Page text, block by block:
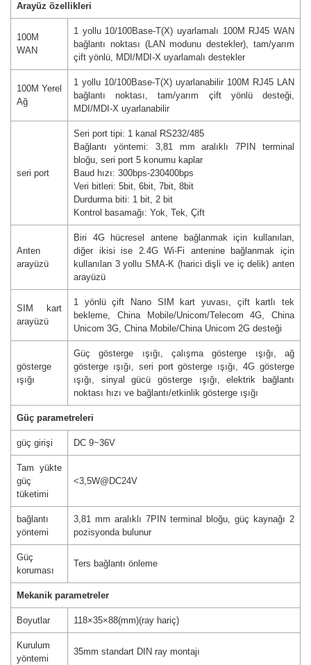
Arayüz özellikleri
100M
WAN
1 yollu 10/100Base-T(X) uyarlamalı 100M RJ45 WAN
bağlantı noktası (LAN modunu destekler), tam/yarım
çift yönlü, MDI/MDI-X uyarlamalı destekler
100M Yerel
Ağ
1 yollu 10/100Base-T(X) uyarlanabilir 100M RJ45 LAN
bağlantı noktası, tam/yarım çift yönlü desteği,
MDI/MDI-X uyarlanabilir
seri port
Seri port tipi: 1 kanal RS232/485
Bağlantı yöntemi: 3,81 mm aralıklı 7PIN terminal
bloğu, seri port 5 konumu kaplar
Baud hızı: 300bps-230400bps
Veri bitleri: 5bit, 6bit, 7bit, 8bit
Durdurma biti: 1 bit, 2 bit
Kontrol basamağı: Yok, Tek, Çift
Anten
arayüzü
Biri 4G hücresel antene bağlanmak için kullanılan,
diğer ikisi ise 2.4G Wi-Fi antenine bağlanmak için
kullanılan 3 yollu SMA-K (harici dişli ve iç delik) anten
arayüzü
SIM kart
arayüzü
1 yönlü çift Nano SIM kart yuvası, çift kartlı tek
bekleme, China Mobile/Unicom/Telecom 4G, China
Unicom 3G, China Mobile/China Unicom 2G desteği
gösterge
ışığı
Güç gösterge ışığı, çalışma gösterge ışığı, ağ
gösterge ışığı, seri port gösterge ışığı, 4G gösterge
ışığı, sinyal gücü gösterge ışığı, elektrik bağlantı
noktası hızı ve bağlantı/etkinlik gösterge ışığı
Güç parametreleri
güç girişi DC 9~36V
Tam yükte
güç
tüketimi
<3,5W@DC24V
bağlantı
yöntemi
3,81 mm aralıklı 7PIN terminal bloğu, güç kaynağı 2
pozisyonda bulunur
Güç
koruması
Ters bağlantı önleme
Mekanik parametreler
Boyutlar 118×35×88(mm)(ray hariç)
Kurulum
yöntemi
35mm standart DIN ray montajı